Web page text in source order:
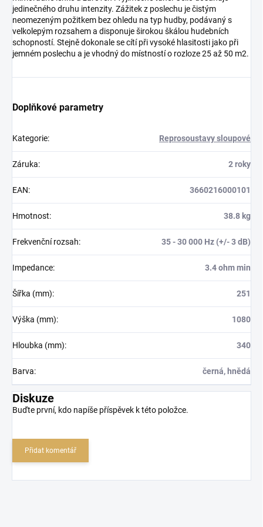
jedinečného druhu intenzity. Zážitek z poslechu je čistým
neomezeným požitkem bez ohledu na typ hudby, podávaný s
velkolepým rozsahem a disponuje širokou škálou hudebních
schopností. Stejně dokonale se cítí při vysoké hlasitosti jako při
jemném poslechu a je vhodný do místností o rozloze 25 až 50 m2.
Doplňkové parametry
Kategorie: Reprosoustavy sloupové
Záruka: 2 roky
EAN: 3660216000101
Hmotnost: 38.8 kg
Frekvenční rozsah: 35 - 30 000 Hz (+/- 3 dB)
Impedance: 3.4 ohm min
Šířka (mm): 251
Výška (mm): 1080
Hloubka (mm): 340
Barva: černá, hnědá
Diskuze
Buďte první, kdo napíše příspěvek k této položce.
Přidat komentář